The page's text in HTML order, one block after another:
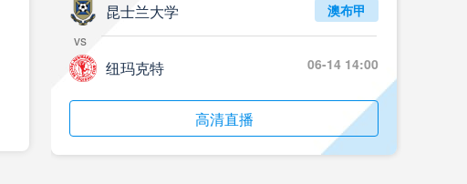
标签
2025年5月21日
标签
比赛录像
05月22日 水晶宫vs狼队 全场录像回放
昆士兰大学
vs
纽玛克特
澳布甲
06-14 14:00
高清直播